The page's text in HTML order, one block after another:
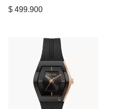
$499.900